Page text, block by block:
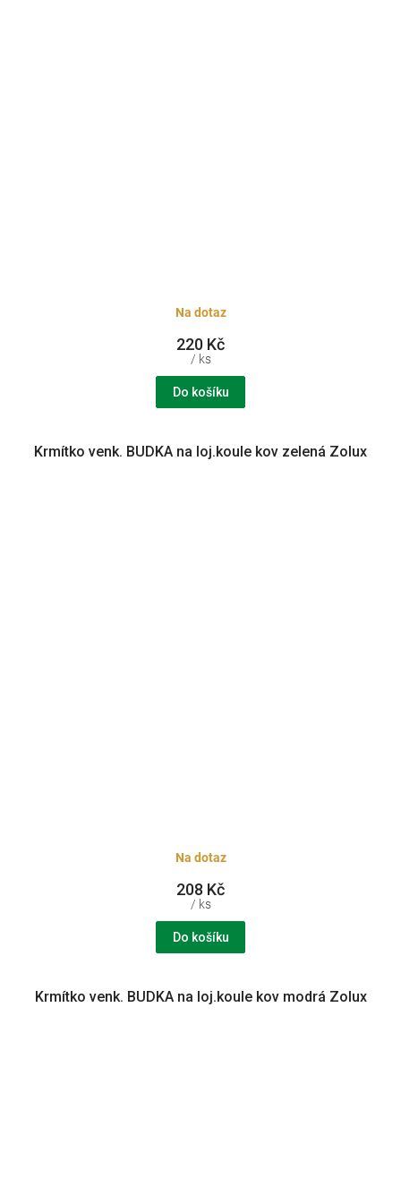
Na dotaz
220 Kč
/ ks
Do košíku
Krmítko venk. BUDKA na loj.koule kov zelená Zolux
Na dotaz
208 Kč
/ ks
Do košíku
Krmítko venk. BUDKA na loj.koule kov modrá Zolux